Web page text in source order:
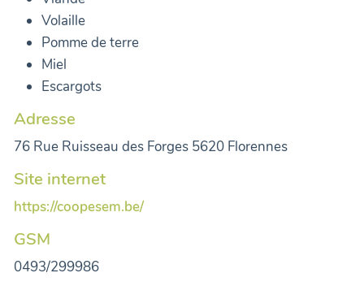
Volaille
Pomme de terre
Miel
Escargots
Adresse
76 Rue Ruisseau des Forges 5620 Florennes
Site internet
https://coopesem.be/
GSM
0493/299986